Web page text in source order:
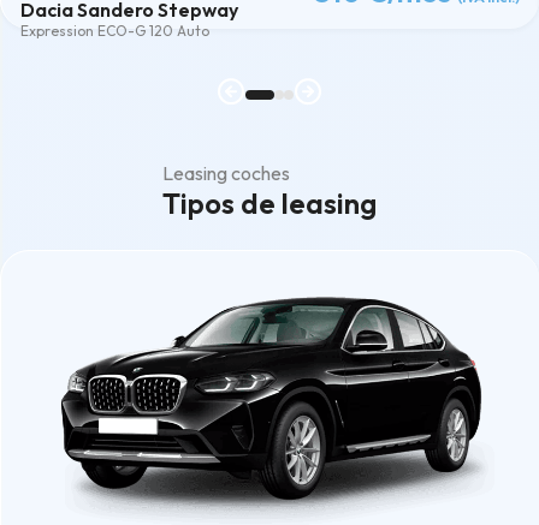
Dacia Sandero Stepway
Expression ECO-G 120 Auto
Leasing coches
Tipos de leasing